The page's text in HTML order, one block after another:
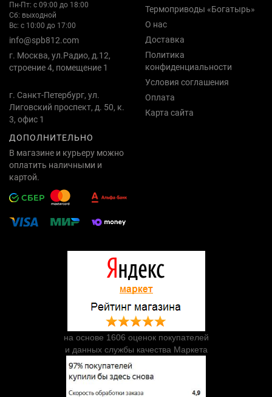
Пн-Пт: с 09:00 до 18:00
Сб: выходной
Вс: с 10:00 до 17:00
info@spb812.com
г. Москва, ул.Радио, д.12,
строение 4, помещение 1
г. Санкт-Петербург, ул.
Лиговский проспект, д. 50, к.
3, офис 1
Термоприводы «Богатырь»
О нас
Доставка
Политика
конфиденциальности
Условия соглашения
Оплата
Карта сайта
ДОПОЛНИТЕЛЬНО
В магазине и курьеру можно
оплатить наличными и
картой.
на основе 1606 оценок покупателей
и данных службы качества Маркета